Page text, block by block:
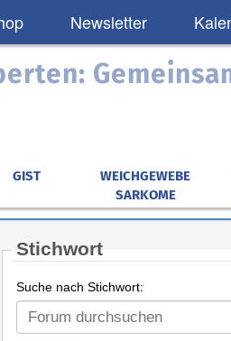
Newsletter
GIST
WEICHGEWEBE
SARKOME
Stichwort
Suche nach Stichwort: